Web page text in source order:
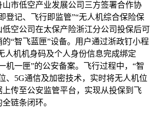
市低空产业发展公司三方签署合作协
登记、飞行即监管”“无人机综合保险保
低空公司在太保产险浙江分公司投保后可
“智飞蓝匣”设备。用户通过浙政钉小程
人机机身码及个人身份信息完成绑定
机一匣”的公安备案。飞行过程中，“智
、5G通信及加密技术，实时将无人机位
传至公安监管平台，实现从投保到飞
链条闭环。